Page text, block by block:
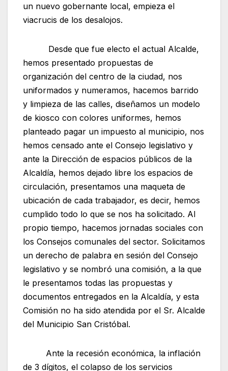
un nuevo gobernante local, empieza el
viacrucis de los desalojos.
Desde que fue electo el actual Alcalde,
hemos presentado propuestas de
organización del centro de la ciudad, nos
uniformados y numeramos, hacemos barrido
y limpieza de las calles, diseñamos un modelo
de kiosco con colores uniformes, hemos
planteado pagar un impuesto al municipio, nos
hemos censado ante el Consejo legislativo y
ante la Dirección de espacios públicos de la
Alcaldía, hemos dejado libre los espacios de
circulación, presentamos una maqueta de
ubicación de cada trabajador, es decir, hemos
cumplido todo lo que se nos ha solicitado. Al
propio tiempo, hacemos jornadas sociales con
los Consejos comunales del sector. Solicitamos
un derecho de palabra en sesión del Consejo
legislativo y se nombró una comisión, a la que
le presentamos todas las propuestas y
documentos entregados en la Alcaldía, y esta
Comisión no ha sido atendida por el Sr. Alcalde
del Municipio San Cristóbal.
Ante la recesión económica, la inflación
de 3 dígitos, el colapso de los servicios